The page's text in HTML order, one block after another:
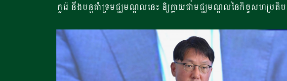
កូរ៉េ នឹងបន្តគាំទ្រមជ្ឈមណ្ឌលនេះ ឱ្យក្លាយជាមជ្ឈមណ្ឌលនៃកិច្ចសហប្រតិ